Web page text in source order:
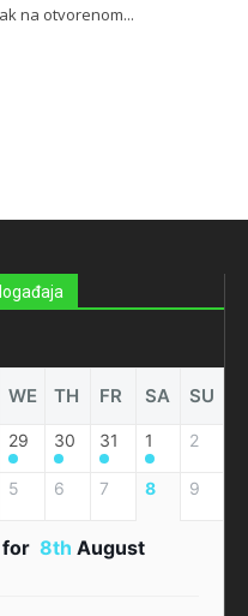
na otvorenom...
WE TH FR SA SU
29 30 31 1 2
5 6 7 8 9
for 8th August